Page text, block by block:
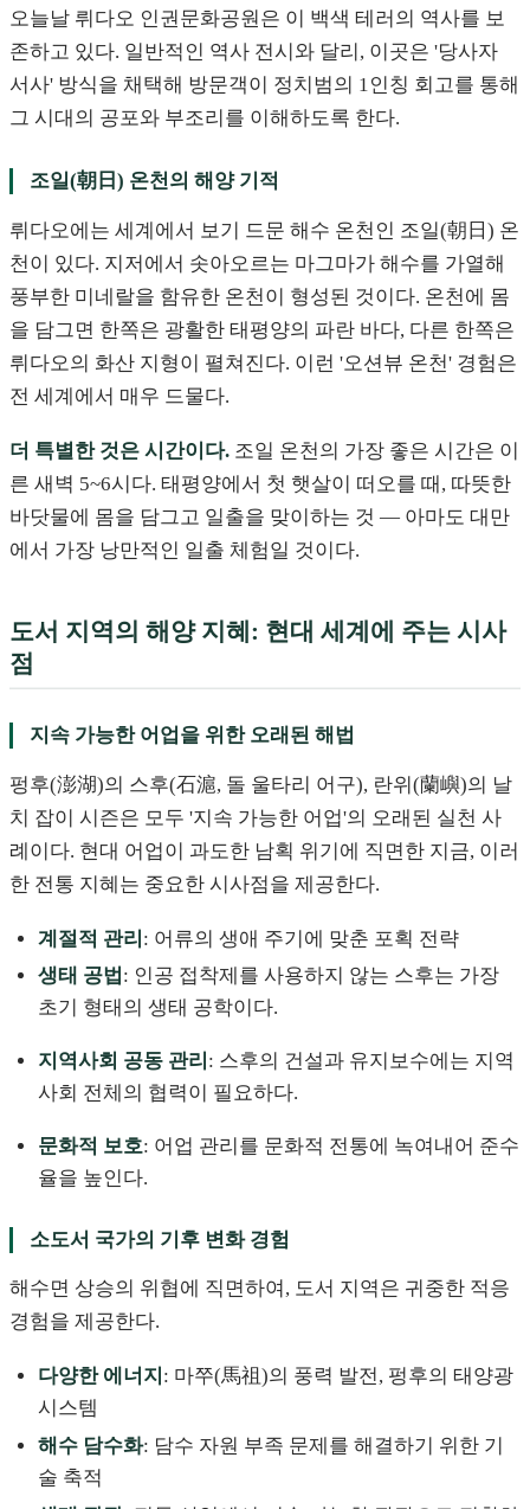
오늘날 뤼다오 인권문화공원은 이 백색 테러의 역사를 보
존하고 있다. 일반적인 역사 전시와 달리, 이곳은 '당사자
서사' 방식을 채택해 방문객이 정치범의 1인칭 회고를 통해
그 시대의 공포와 부조리를 이해하도록 한다.
조일(朝日) 온천의 해양 기적
뤼다오에는 세계에서 보기 드문 해수 온천인 조일(朝日) 온
천이 있다. 지저에서 솟아오르는 마그마가 해수를 가열해
풍부한 미네랄을 함유한 온천이 형성된 것이다. 온천에 몸
을 담그면 한쪽은 광활한 태평양의 파란 바다, 다른 한쪽은
뤼다오의 화산 지형이 펼쳐진다. 이런 '오션뷰 온천' 경험은
전 세계에서 매우 드물다.
더 특별한 것은 시간이다. 조일 온천의 가장 좋은 시간은 이
른 새벽 5~6시다. 태평양에서 첫 햇살이 떠오를 때, 따뜻한
바닷물에 몸을 담그고 일출을 맞이하는 것 — 아마도 대만
에서 가장 낭만적인 일출 체험일 것이다.
도서 지역의 해양 지혜: 현대 세계에 주는 시사
점
지속 가능한 어업을 위한 오래된 해법
펑후(澎湖)의 스후(石滬, 돌 울타리 어구), 란위(蘭嶼)의 날
치 잡이 시즌은 모두 '지속 가능한 어업'의 오래된 실천 사
례이다. 현대 어업이 과도한 남획 위기에 직면한 지금, 이러
한 전통 지혜는 중요한 시사점을 제공한다.
계절적 관리 : 어류의 생애 주기에 맞춘 포획 전략
생태 공법 : 인공 접착제를 사용하지 않는 스후는 가장
초기 형태의 생태 공학이다.
지역사회 공동 관리 : 스후의 건설과 유지보수에는 지역
사회 전체의 협력이 필요하다.
문화적 보호: 어업 관리를 문화적 전통에 녹여내어 준수
율을 높인다.
소도서 국가의 기후 변화 경험
해수면 상승의 위협에 직면하여, 도서 지역은 귀중한 적응
경험을 제공한다.
다양한 에너지 : 마쭈(馬祖)의 풍력 발전, 펑후의 태양광
시스템
해수 담수화: 담수 자원 부족 문제를 해결하기 위한 기
술 축적